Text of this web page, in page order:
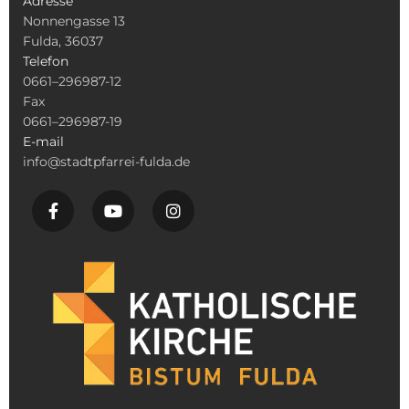
Nonnengasse 13
Fulda, 36037
Telefon
0661–296987-12
Fax
0661–296987-19
E-mail
info@stadtpfarrei-fulda.de